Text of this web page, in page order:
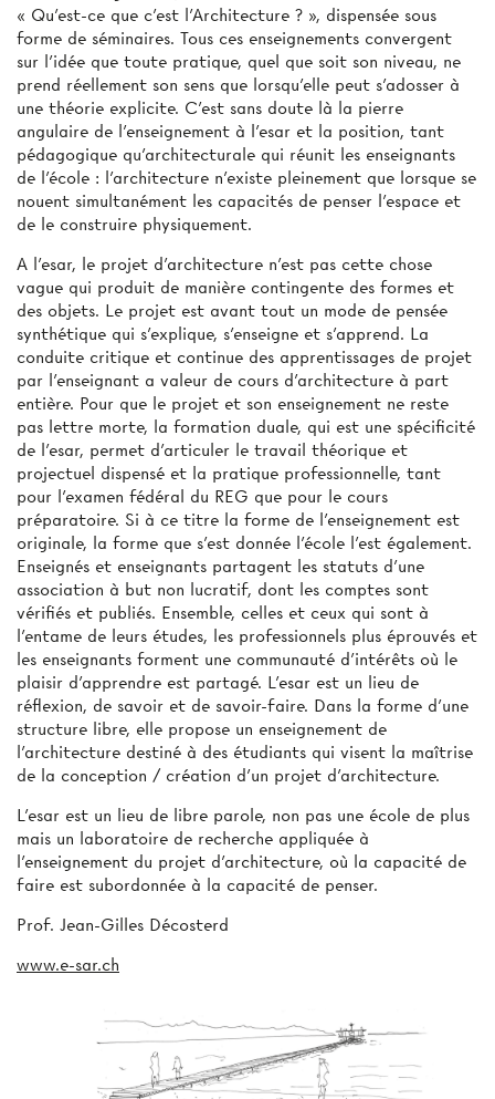
« Qu’est-ce que c’est l’Architecture ? », dispensée sous
forme de séminaires. Tous ces enseignements convergent
sur l’idée que toute pratique, quel que soit son niveau, ne
prend réellement son sens que lorsqu’elle peut s’adosser à
une théorie explicite. C’est sans doute là la pierre
angulaire de l’enseignement à l’esar et la position, tant
pédagogique qu’architecturale qui réunit les enseignants
de l’école : l’architecture n’existe pleinement que lorsque se
nouent simultanément les capacités de penser l’espace et
de le construire physiquement.
A l’esar, le projet d’architecture n’est pas cette chose
vague qui produit de manière contingente des formes et
des objets. Le projet est avant tout un mode de pensée
synthétique qui s’explique, s’enseigne et s’apprend. La
conduite critique et continue des apprentissages de projet
par l’enseignant a valeur de cours d’architecture à part
entière. Pour que le projet et son enseignement ne reste
pas lettre morte, la formation duale, qui est une spécificité
de l’esar, permet d’articuler le travail théorique et
projectuel dispensé et la pratique professionnelle, tant
pour l’examen fédéral du REG que pour le cours
préparatoire. Si à ce titre la forme de l’enseignement est
originale, la forme que s’est donnée l’école l’est également.
Enseignés et enseignants partagent les statuts d’une
association à but non lucratif, dont les comptes sont
vérifiés et publiés. Ensemble, celles et ceux qui sont à
l’entame de leurs études, les professionnels plus éprouvés et
les enseignants forment une communauté d’intérêts où le
plaisir d’apprendre est partagé. L’esar est un lieu de
réflexion, de savoir et de savoir-faire. Dans la forme d’une
structure libre, elle propose un enseignement de
l’architecture destiné à des étudiants qui visent la maîtrise
de la conception / création d’un projet d’architecture.
L’esar est un lieu de libre parole, non pas une école de plus
mais un laboratoire de recherche appliquée à
l’enseignement du projet d’architecture, où la capacité de
faire est subordonnée à la capacité de penser.
Prof. Jean-Gilles Décosterd
www.e-sar.ch